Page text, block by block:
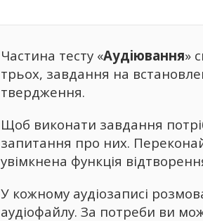
Частина тесту «Аудіювання»
трьох, завдання на
твердження.
Щоб виконати завдання
запитання про них.
увімкнена функція
У кожному аудіозаписі
аудіофайлу. За потреби ви